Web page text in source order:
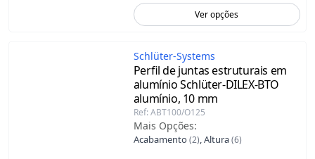
Ver opções
Schlüter-Systems
Perﬁl de juntas estruturais em
alumínio Schlüter-DILEX-BTO
alumínio, 10 mm
Ref: ABT100/O125
Mais Opções:
Acabamento(2),Altura(6)